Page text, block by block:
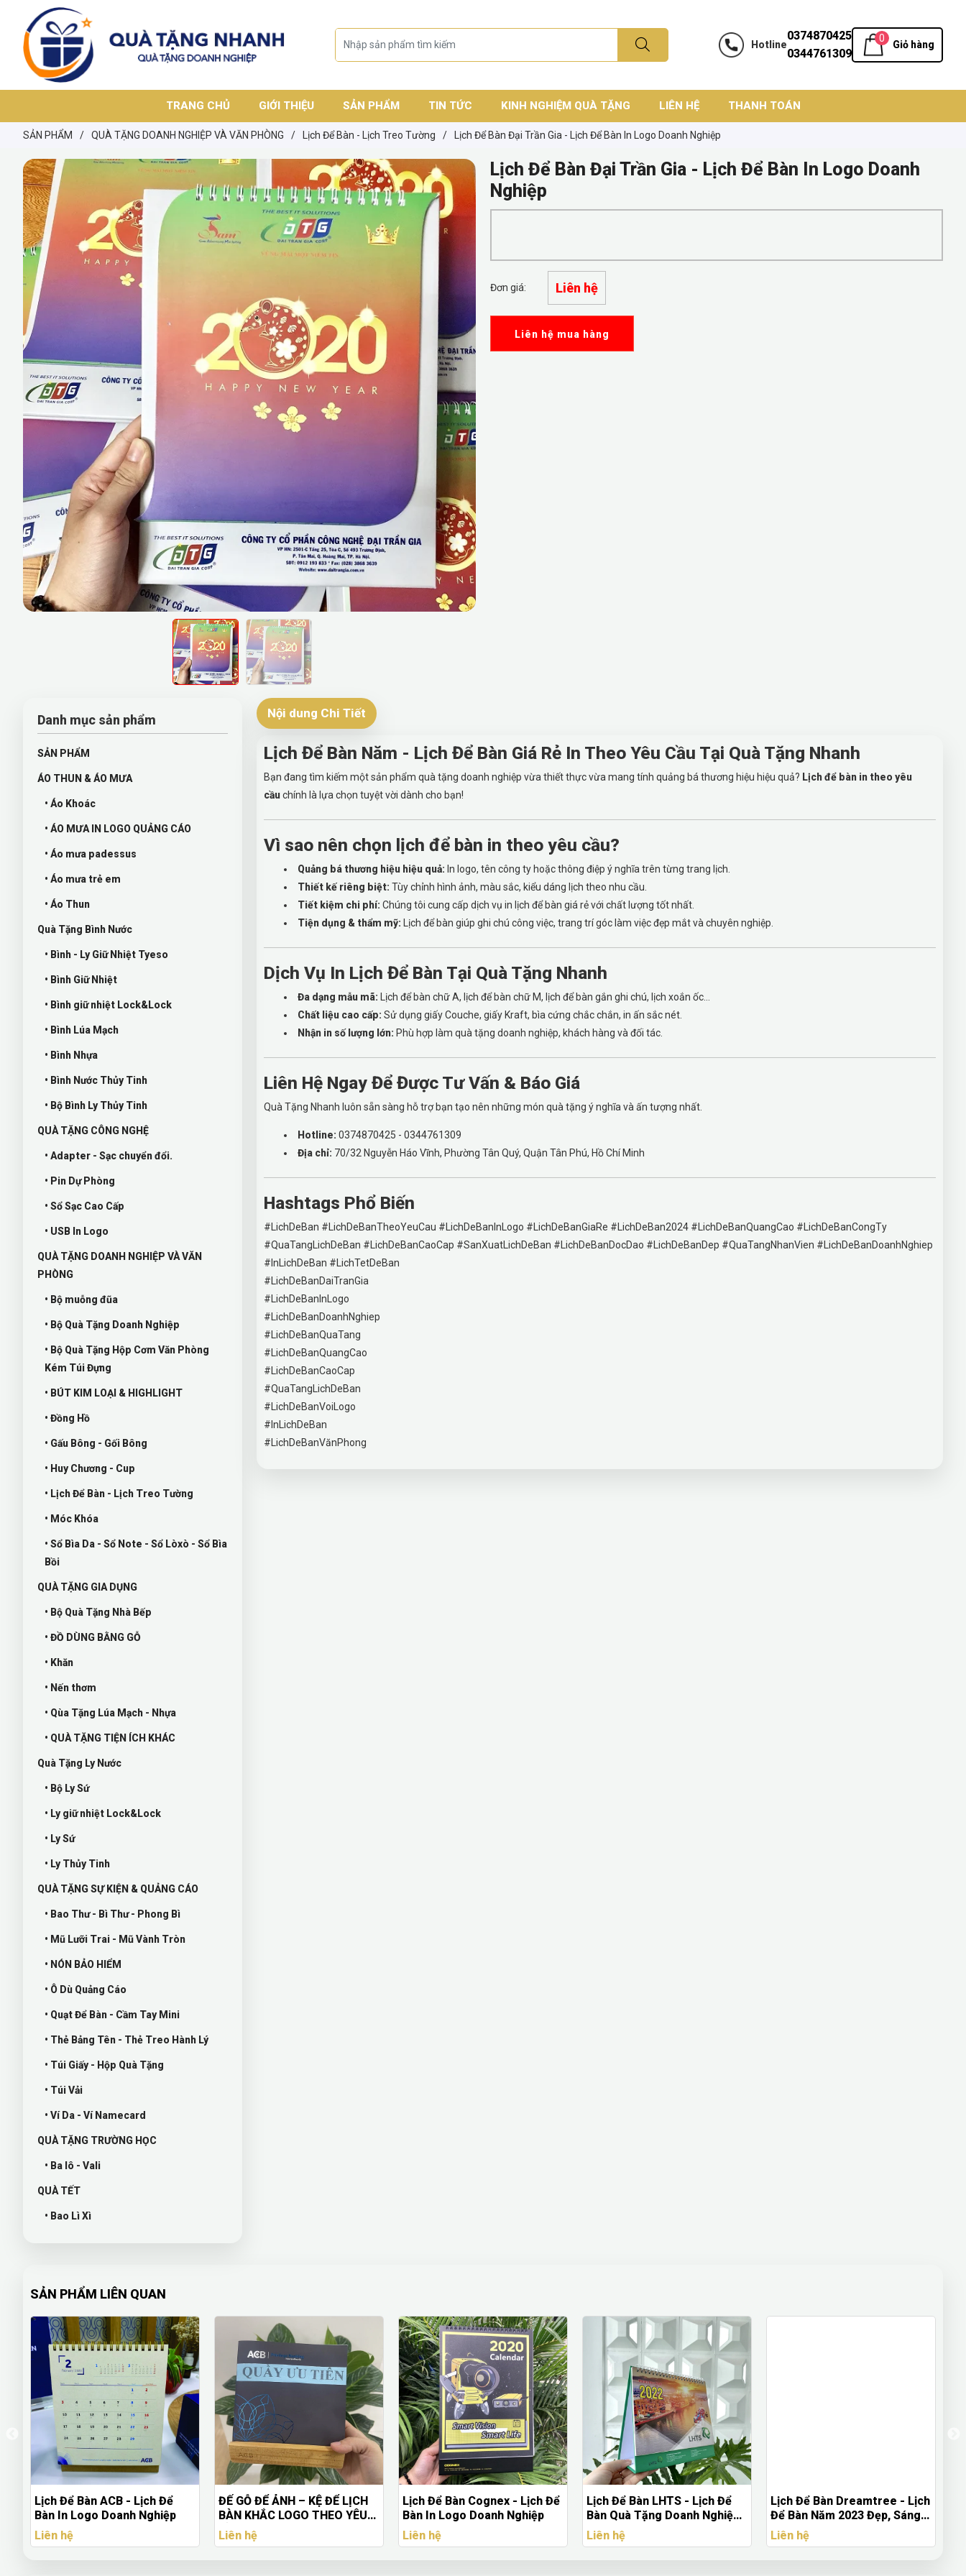
Hotline
0374870425
0344761309
0
Giỏ hàng
TRANG CHỦ GIỚI THIỆU SẢN PHẨM TIN TỨC KINH NGHIỆM QUÀ TẶNG LIÊN HỆ THANH TOÁN
SẢN PHẨM / QUÀ TẶNG DOANH NGHIỆP VÀ VĂN PHÒNG / Lịch Để Bàn - Lịch Treo Tường / Lịch Để Bàn Đại Trần Gia - Lịch Để Bàn In Logo Doanh Nghiệp
Lịch Để Bàn Đại Trần Gia - Lịch Để Bàn In Logo Doanh
Nghiệp
Đơn giá: Liên hệ
Liên hệ mua hàng
Danh mục sản phẩm
SẢN PHẨM
ÁO THUN & ÁO MƯA
• Áo Khoác
• ÁO MƯA IN LOGO QUẢNG CÁO
• Áo mưa padessus
• Áo mưa trẻ em
• Áo Thun
Quà Tặng Bình Nước
• Bình - Ly Giữ Nhiệt Tyeso
• Bình Giữ Nhiệt
• Bình giữ nhiệt Lock&Lock
• Bình Lúa Mạch
• Bình Nhựa
• Bình Nước Thủy Tinh
• Bộ Bình Ly Thủy Tinh
QUÀ TẶNG CÔNG NGHỆ
• Adapter - Sạc chuyển đổi.
• Pin Dự Phòng
• Sổ Sạc Cao Cấp
• USB In Logo
QUÀ TẶNG DOANH NGHIỆP VÀ VĂN
PHÒNG
• Bộ muỗng đũa
• Bộ Quà Tặng Doanh Nghiệp
• Bộ Quà Tặng Hộp Cơm Văn Phòng
Kém Túi Đựng
• BÚT KIM LOẠI & HIGHLIGHT
• Đồng Hồ
• Gấu Bông - Gối Bông
• Huy Chương - Cup
• Lịch Để Bàn - Lịch Treo Tường
• Móc Khóa
• Sổ Bìa Da - Sổ Note - Sổ Lòxò - Sổ Bìa
Bồi
QUÀ TẶNG GIA DỤNG
• Bộ Quà Tặng Nhà Bếp
• ĐỒ DÙNG BẰNG GỖ
• Khăn
• Nến thơm
• Qùa Tặng Lúa Mạch - Nhựa
• QUÀ TẶNG TIỆN ÍCH KHÁC
Quà Tặng Ly Nước
• Bộ Ly Sứ
• Ly giữ nhiệt Lock&Lock
• Ly Sứ
• Ly Thủy Tinh
QUÀ TẶNG SỰ KIỆN & QUẢNG CÁO
• Bao Thư - Bì Thư - Phong Bì
• Mũ Lưỡi Trai - Mũ Vành Tròn
• NÓN BẢO HIỂM
• Ô Dù Quảng Cáo
• Quạt Để Bàn - Cầm Tay Mini
• Thẻ Bảng Tên - Thẻ Treo Hành Lý
• Túi Giấy - Hộp Quà Tặng
• Túi Vải
• Ví Da - Ví Namecard
QUÀ TẶNG TRƯỜNG HỌC
• Ba lô - Vali
QUÀ TẾT
• Bao Lì Xì
Nội dung Chi Tiết
Lịch Để Bàn Năm - Lịch Để Bàn Giá Rẻ In Theo Yêu Cầu Tại Quà Tặng Nhanh
Bạn đang tìm kiếm một sản phẩm quà tặng doanh nghiệp vừa thiết thực vừa mang tính quảng bá thương hiệu hiệu quả? Lịch để bàn in theo yêu
cầuchính là lựa chọn tuyệt vời dành cho bạn!
Vì sao nên chọn lịch để bàn in theo yêu cầu?
Quảng bá thương hiệu hiệu quả: In logo, tên công ty hoặc thông điệp ý nghĩa trên từng trang lịch.
Thiết kế riêng biệt: Tùy chỉnh hình ảnh, màu sắc, kiểu dáng lịch theo nhu cầu.
Tiết kiệm chi phí: Chúng tôi cung cấp dịch vụ in lịch để bàn giá rẻ với chất lượng tốt nhất.
Tiện dụng & thẩm mỹ: Lịch để bàn giúp ghi chú công việc, trang trí góc làm việc đẹp mắt và chuyên nghiệp.
Dịch Vụ In Lịch Để Bàn Tại Quà Tặng Nhanh
Đa dạng mẫu mã: Lịch để bàn chữ A, lịch để bàn chữ M, lịch để bàn gắn ghi chú, lịch xoắn ốc...
Chất liệu cao cấp: Sử dụng giấy Couche, giấy Kraft, bìa cứng chắc chắn, in ấn sắc nét.
Nhận in số lượng lớn: Phù hợp làm quà tặng doanh nghiệp, khách hàng và đối tác.
Liên Hệ Ngay Để Được Tư Vấn & Báo Giá
Quà Tặng Nhanh luôn sẵn sàng hỗ trợ bạn tạo nên những món quà tặng ý nghĩa và ấn tượng nhất.
Hotline: 0374870425 - 0344761309
Địa chỉ: 70/32 Nguyễn Háo Vĩnh, Phường Tân Quý, Quận Tân Phú, Hồ Chí Minh
Hashtags Phổ Biến
#LichDeBan #LichDeBanTheoYeuCau #LichDeBanInLogo #LichDeBanGiaRe #LichDeBan2024 #LichDeBanQuangCao #LichDeBanCongTy
#QuaTangLichDeBan #LichDeBanCaoCap #SanXuatLichDeBan #LichDeBanDocDao #LichDeBanDep #QuaTangNhanVien #LichDeBanDoanhNghiep
#InLichDeBan #LichTetDeBan
#LichDeBanDaiTranGia
#LichDeBanInLogo
#LichDeBanDoanhNghiep
#LichDeBanQuaTang
#LichDeBanQuangCao
#LichDeBanCaoCap
#QuaTangLichDeBan
#LichDeBanVoiLogo
#InLichDeBan
#LichDeBanVănPhong
SẢN PHẨM LIÊN QUAN
Lịch Để Bàn ACB - Lịch Để
Bàn In Logo Doanh Nghiệp
Liên hệ
ĐẾ GỖ ĐỂ ẢNH – KỆ ĐỂ LỊCH
BÀN KHẮC LOGO THEO YÊU
CẦU
Liên hệ
Lịch Để Bàn Cognex - Lịch Để
Bàn In Logo Doanh Nghiệp
Liên hệ
Lịch Để Bàn LHTS - Lịch Để
Bàn Quà Tặng Doanh Nghiệp
Cao Cấp
Liên hệ
Lịch Để Bàn Dreamtree - Lịch
Để Bàn Năm 2023 Đẹp, Sáng
Tạo
Liên hệ